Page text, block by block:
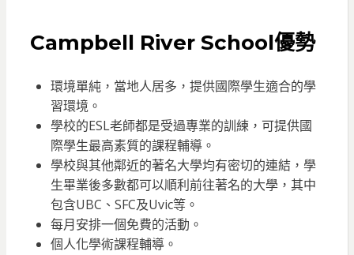
Campbell River School優勢
環境單純，當地人居多，提供國際學生適合的學
習環境。
學校的ESL老師都是受過專業的訓練，可提供國
際學生最高素質的課程輔導。
學校與其他鄰近的著名大學均有密切的連結，學
生畢業後多數都可以順利前往著名的大學，其中
包含UBC、SFC及Uvic等。
每月安排一個免費的活動。
個人化學術課程輔導。